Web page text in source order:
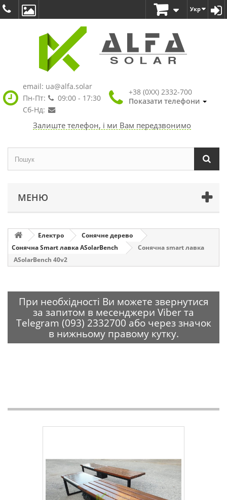
Укр
email: ua@alfa.solar
Пн-Пт:
09:00 - 17:30
Сб-Нд:
+38 (0XX) 2332-700
Показати телефони
Залиште телефон, і ми Вам передзвонимо
МЕНЮ
Електро
Сонячне дерево
Сонячна Smart лавка ASolarBench
Сонячна smart лавка
ASolarBench 40v2
При необхідності Ви можете звернутися
за запитом в месенджери Viber та
Telegram (093) 2332700 або через значок
в нижньому правому кутку.